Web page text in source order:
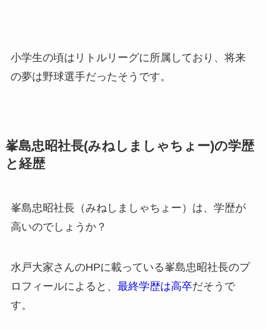
小学生の頃はリトルリーグに所属しており、将来
の夢は野球選手だったそうです。
峯島忠昭社長(みねしましゃちょー)の学歴
と経歴
峯島忠昭社長（みねしましゃちょー）は、学歴が
高いのでしょうか？
水戸大家さんのHPに載っている峯島忠昭社長のプ
ロフィールによると、 最終学歴は高卒だそうで
す。